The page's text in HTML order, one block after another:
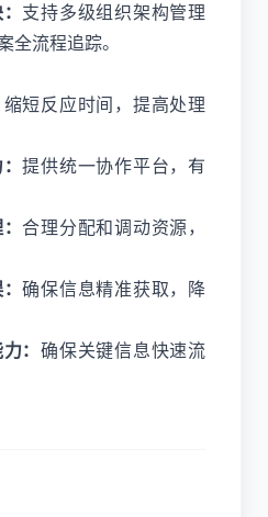
支持多级组织架构管理
全流程追踪。
缩短反应时间，提高处理
：提供统一协作平台，有
：合理分配和调动资源，
：确保信息精准获取，降
：确保关键信息快速流